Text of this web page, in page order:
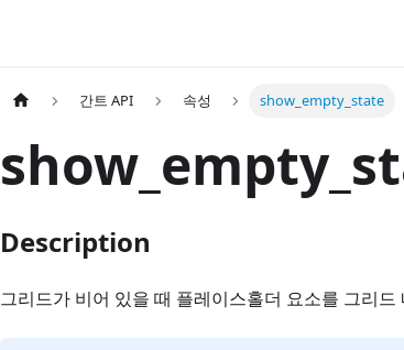
간트 API 속성 show_empty_state
Description
그리드가 비어 있을 때 플레이스홀더 요소를 그리